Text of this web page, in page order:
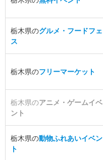
栃木県のグルメ・フードフェ
ス
栃木県のフリーマーケット
栃木県のアニメ・ゲームイベ
ント
栃木県の動物ふれあいイベン
ト